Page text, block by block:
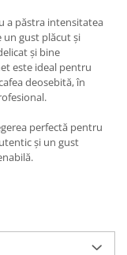
a păstra intensitatea
un gust plăcut și
și bine
este ideal pentru
deosebită, în
perfectă pentru
și un gust